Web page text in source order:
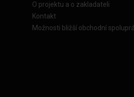
O projektu a o zakladateli
Kontakt
Možnosti bližší obchodní